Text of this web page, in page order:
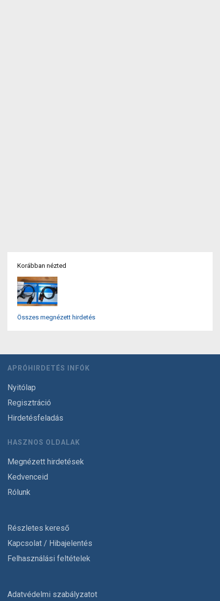
Korábban nézted
Összes megnézett hirdetés
APRÓHIRDETÉS INFÓK
Nyitólap
Regisztráció
Hirdetésfeladás
HASZNOS OLDALAK
Megnézett hirdetések
Kedvenceid
Rólunk
Részletes kereső
Kapcsolat / Hibajelentés
Felhasználási feltételek
Adatvédelmi szabályzatot